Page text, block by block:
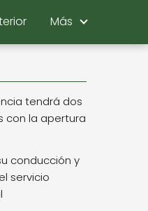
Más
tendrá dos
con la apertura
conducción y
servicio